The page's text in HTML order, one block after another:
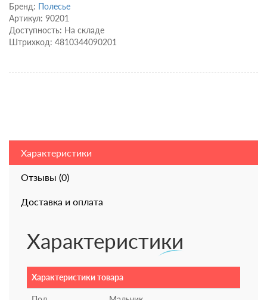
Бренд: Полесье
Артикул: 90201
Доступность: На складе
Штрихкод: 4810344090201
Характеристики
Отзывы (0)
Доставка и оплата
Характеристики
Характеристики товара